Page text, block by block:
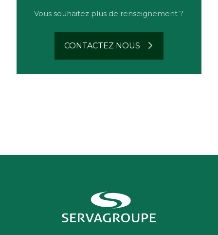
Vous souhaitez plus de renseignement ?
CONTACTEZ NOUS n